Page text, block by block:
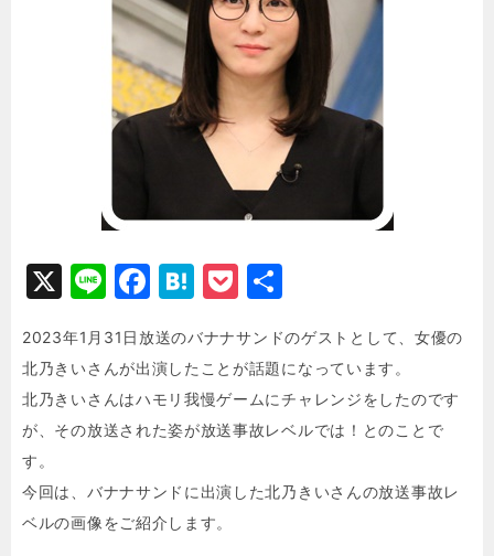
X
Li
e
F
c
e
b
o
k
H
e
n
a
P
c
k
e
2023年1月31日放送のバナナサンドのゲストとして、女優の
北乃きいさんが出演したことが話題になっています。
北乃きいさんはハモリ我慢ゲームにチャレンジをしたのです
が、その放送された姿が放送事故レベルでは！とのことで
す。
今回は、バナナサンドに出演した北乃きいさんの放送事故レ
ベルの画像をご紹介します。